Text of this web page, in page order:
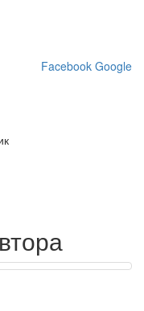
Facebook Google